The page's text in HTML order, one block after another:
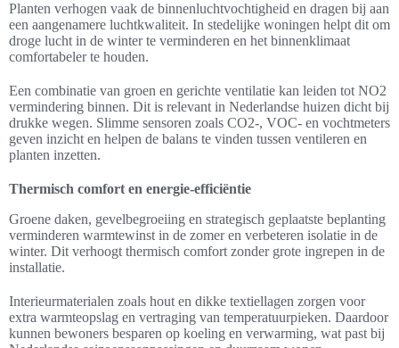
Planten verhogen vaak de binnenluchtvochtigheid en dragen bij aan
een aangenamere luchtkwaliteit. In stedelijke woningen helpt dit om
droge lucht in de winter te verminderen en het binnenklimaat
comfortabeler te houden.
Een combinatie van groen en gerichte ventilatie kan leiden tot NO2
vermindering binnen. Dit is relevant in Nederlandse huizen dicht bij
drukke wegen. Slimme sensoren zoals CO2-, VOC- en vochtmeters
geven inzicht en helpen de balans te vinden tussen ventileren en
planten inzetten.
Thermisch comfort en energie-efficiëntie
Groene daken, gevelbegroeiing en strategisch geplaatste beplanting
verminderen warmtewinst in de zomer en verbeteren isolatie in de
winter. Dit verhoogt thermisch comfort zonder grote ingrepen in de
installatie.
Interieurmaterialen zoals hout en dikke textiellagen zorgen voor
extra warmteopslag en vertraging van temperatuurpieken. Daardoor
kunnen bewoners besparen op koeling en verwarming, wat past bij